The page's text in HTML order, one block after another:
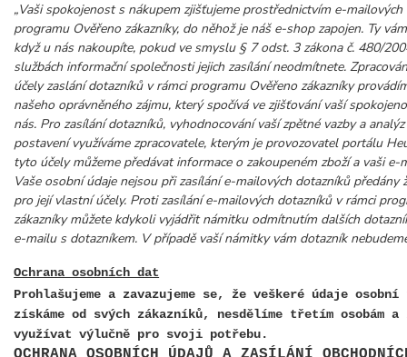
„Vaši spokojenost s nákupem zjišťujeme prostřednictvím e-
programu Ověřeno zákazníky, do něhož je náš e-shop zapojen. Ty
když u nás nakoupíte, pokud ve smyslu § 7 odst. 3 zákona č. 480/
službách informační společnosti jejich zasílání neodmítnete.
účely zaslání dotazníků v rámci programu Ověřeno zákazníky
našeho oprávněného zájmu, který spočívá ve zjišťování vaší
nás. Pro zasílání dotazníků, vyhodnocování vaší zpětné vazby a
postavení využíváme zpracovatele, kterým je provozovatel portálu
tyto účely můžeme předávat informace o zakoupeném zboží a vaši e-
Vaše osobní údaje nejsou při zasílání e-mailových dotazníků předány
pro její vlastní účely. Proti zasílání e-mailových dotazníků v rámci
zákazníky můžete kdykoli vyjádřit námitku odmítnutím dalších
e-mailu s dotazníkem. V případě vaší námitky vám dotazník
Ochrana osobních dat
Prohlašujeme a zavazujeme se, že veškeré údaje
získáme od svých zákazníků, nesdělíme třetím osobám a
využívat výlučně pro svoji potřebu.